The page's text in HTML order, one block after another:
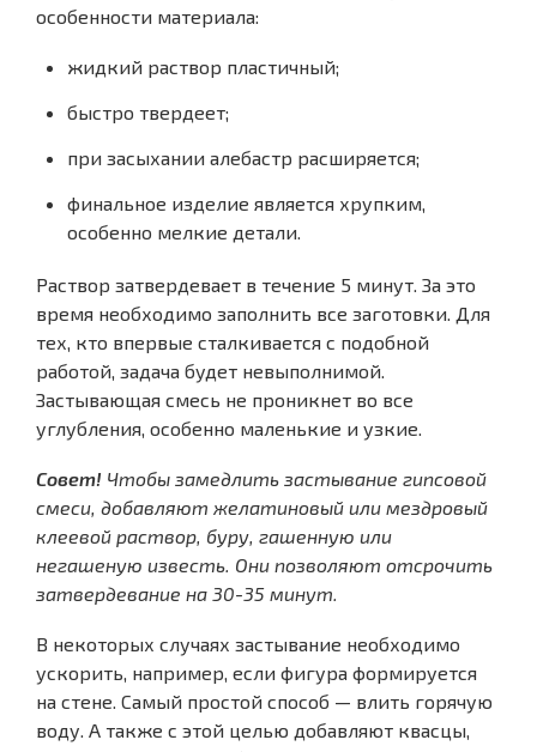
особенности материала:
жидкий раствор пластичный;
быстро твердеет;
при засыхании алебастр расширяется;
финальное изделие является хрупким,
особенно мелкие детали.
Раствор затвердевает в течение 5 минут. За это
время необходимо заполнить все заготовки. Для
тех, кто впервые сталкивается с подобной
работой, задача будет невыполнимой.
Застывающая смесь не проникнет во все
углубления, особенно маленькие и узкие.
Совет! Чтобы замедлить застывание гипсовой
смеси, добавляют желатиновый или мездровый
клеевой раствор, буру, гашенную или
негашеную известь. Они позволяют отсрочить
затвердевание на 30-35 минут.
В некоторых случаях застывание необходимо
ускорить, например, если фигура формируется
на стене. Самый простой способ — влить горячую
воду. А также с этой целью добавляют квасцы,